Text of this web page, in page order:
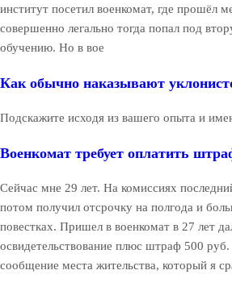
институт посетил военкомат, где прошёл
совершенно легально тогда попал под
обучению. Но в вое
Как обычно наказывают
Подскажите исходя из вашего опыта и
Военкомат требует оплатить
Сейчас мне 29 лет. На комиссиях
потом получил отсрочку на полгода и
повестках. Пришел в военкомат в 27 лет
освидетельствование плюс штраф 500 руб.
сообщение места жительства, который я
Мы в России
консультация
8 (800)